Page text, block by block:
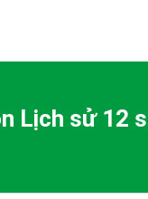
Lịch sử 12